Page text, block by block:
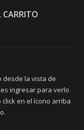
CARRITO
desde la vista de
ingresar para verlo
en el ícono arriba